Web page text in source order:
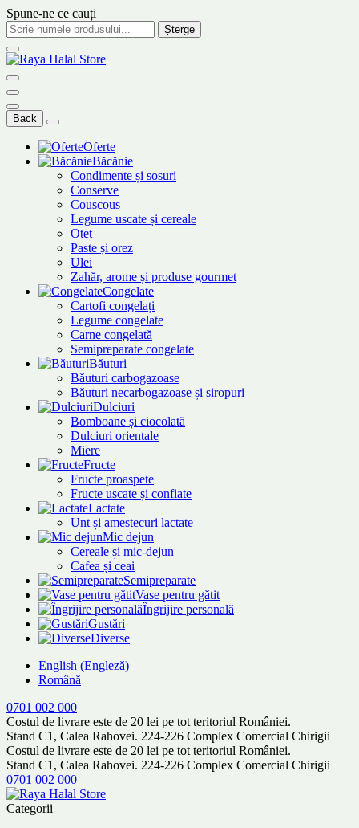
Spune-ne ce cauți
Șterge
Back
Oferte
Băcănie
Condimente și sosuri
Conserve
Couscous
Legume uscate și cereale
Otet
Paste și orez
Ulei
Zahăr, arome și produse gourmet
Congelate
Cartofi congelați
Legume congelate
Carne congelată
Semipreparate congelate
Băuturi
Băuturi carbogazoase
Băuturi necarbogazoase și siropuri
Dulciuri
Bomboane și ciocolată
Dulciuri orientale
Miere
Fructe
Fructe proaspete
Fructe uscate și confiate
Lactate
Unt și amestecuri lactate
Mic dejun
Cereale și mic-dejun
Cafea și ceai
Semipreparate
Vase pentru gătit
Îngrijire personală
Gustări
Diverse
English (Engleză)
Română
0701 002 000
Costul de livrare este de 20 lei pe tot teritoriul României.
Stand C1, Calea Rahovei. 224-226 Complex Comercial Chirigii
Costul de livrare este de 20 lei pe tot teritoriul României.
Stand C1, Calea Rahovei. 224-226 Complex Comercial Chirigii
0701 002 000
Categorii